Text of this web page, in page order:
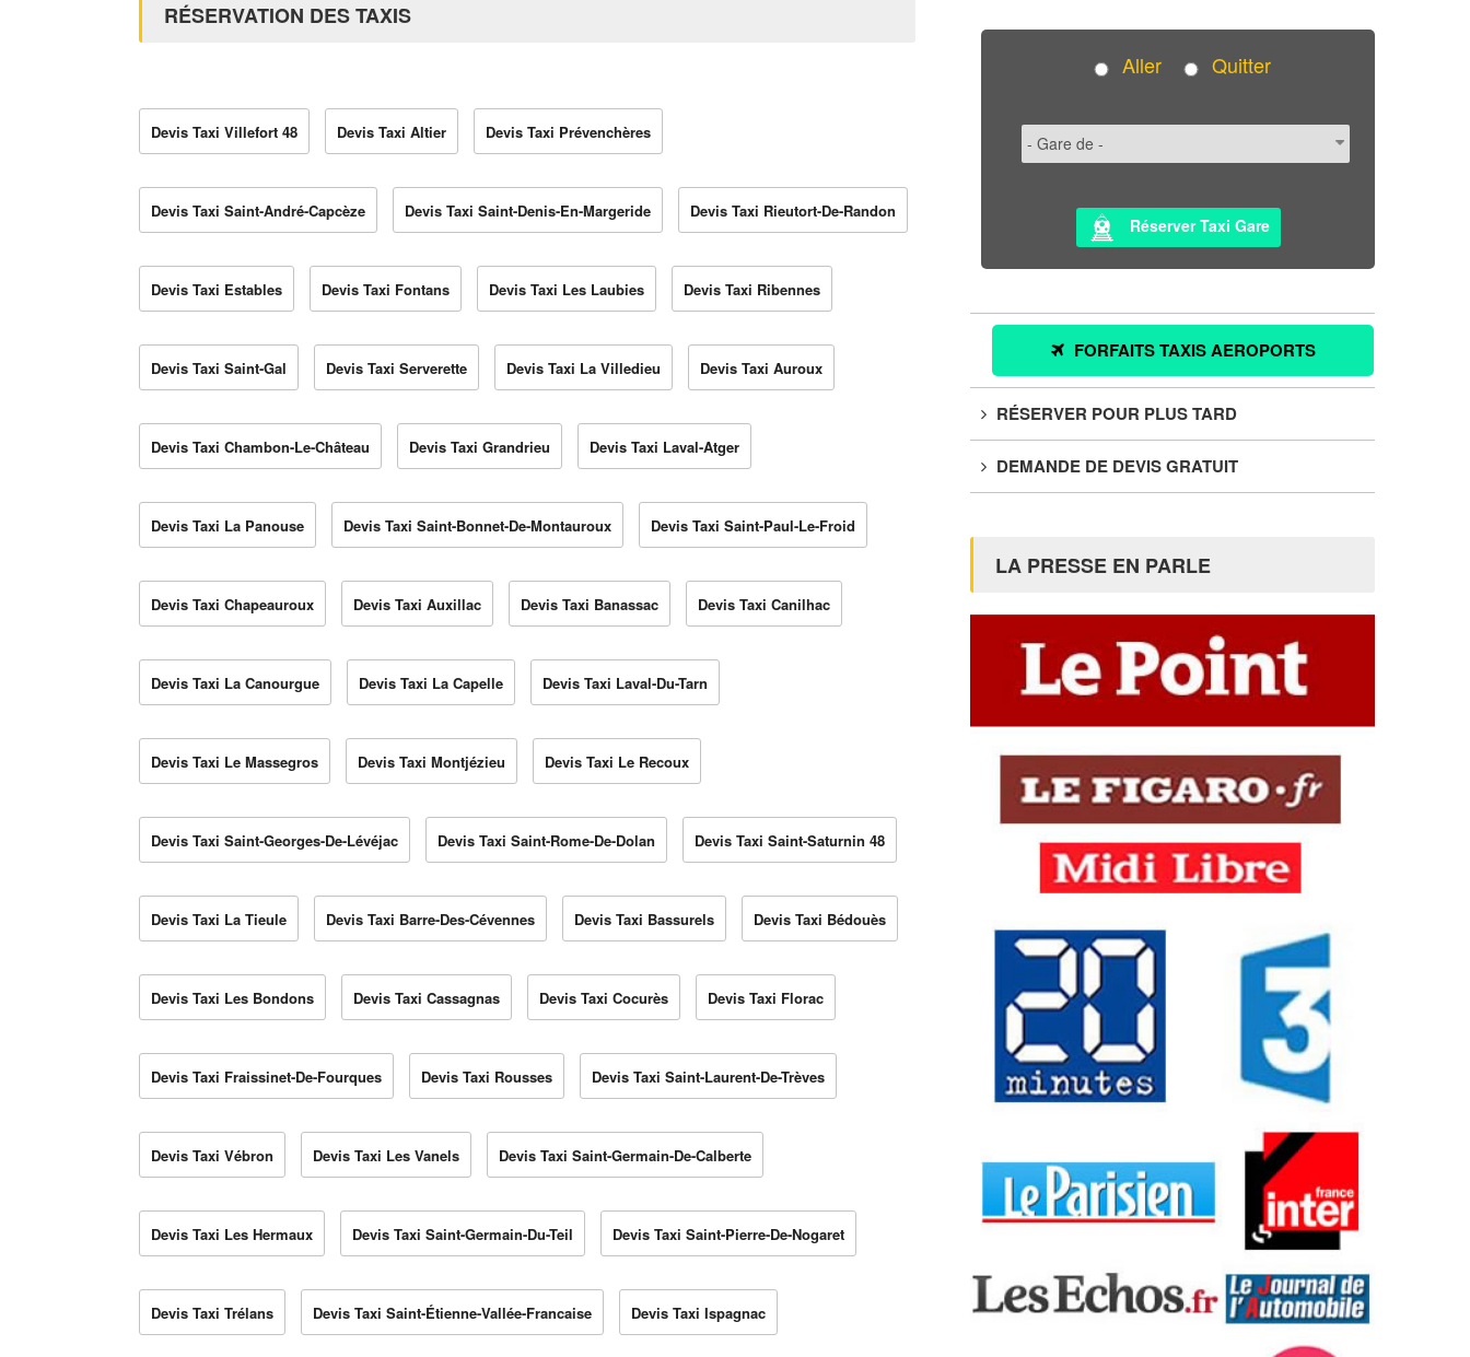
RÉSERVATION DES TAXIS
Devis Taxi Villefort 48 Devis Taxi Altier Devis Taxi Prévenchères
Devis Taxi Saint-André-Capcèze Devis Taxi Saint-Denis-En-Margeride Devis Taxi Rieutort-De-Randon
Devis Taxi Estables Devis Taxi Fontans Devis Taxi Les Laubies Devis Taxi Ribennes
Devis Taxi Saint-Gal Devis Taxi Serverette Devis Taxi La Villedieu Devis Taxi Auroux
Devis Taxi Chambon-Le-Château Devis Taxi Grandrieu Devis Taxi Laval-Atger
Devis Taxi La Panouse Devis Taxi Saint-Bonnet-De-Montauroux Devis Taxi Saint-Paul-Le-Froid
Devis Taxi Chapeauroux Devis Taxi Auxillac Devis Taxi Banassac Devis Taxi Canilhac
Devis Taxi La Canourgue Devis Taxi La Capelle Devis Taxi Laval-Du-Tarn
Devis Taxi Le Massegros Devis Taxi Montjézieu Devis Taxi Le Recoux
Devis Taxi Saint-Georges-De-Lévéjac Devis Taxi Saint-Rome-De-Dolan Devis Taxi Saint-Saturnin 48
Devis Taxi La Tieule Devis Taxi Barre-Des-Cévennes Devis Taxi Bassurels Devis Taxi Bédouès
Devis Taxi Les Bondons Devis Taxi Cassagnas Devis Taxi Cocurès Devis Taxi Florac
Devis Taxi Fraissinet-De-Fourques Devis Taxi Rousses Devis Taxi Saint-Laurent-De-Trèves
Devis Taxi Vébron Devis Taxi Les Vanels Devis Taxi Saint-Germain-De-Calberte
Devis Taxi Les Hermaux Devis Taxi Saint-Germain-Du-Teil Devis Taxi Saint-Pierre-De-Nogaret
Devis Taxi Trélans Devis Taxi Saint-Étienne-Vallée-Francaise Devis Taxi Ispagnac
Aller Quitter
Réserver Taxi Gare
FORFAITS TAXIS AEROPORTS
RÉSERVER POUR PLUS TARD
DEMANDE DE DEVIS GRATUIT
LA PRESSE EN PARLE